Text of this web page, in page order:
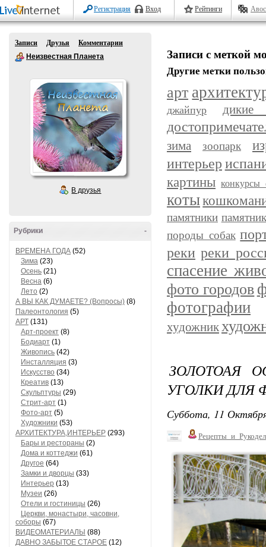
Регистрация Вход Рейтинги
Записи Друзья
Комментарии
Неизвестная Планета
В друзья
-
Рубрики
ВРЕМЕНА ГОДА (52)
Зима (23)
Осень (21)
Весна (6)
Лето (2)
А ВЫ КАК ДУМАЕТЕ? (Вопросы) (8)
Палеонтология (5)
АРТ (131)
Арт-проект (8)
Бодиарт (1)
Живопись (42)
Инсталляция (3)
Искусство (34)
Креатив (13)
Скульптуры (29)
Стрит-арт (1)
Фото-арт (5)
Художники (53)
АРХИТЕКТУРА,ИНТЕРЬЕР (293)
Бары и рестораны (2)
Дома и коттеджи (61)
Другое (64)
Замки и дворцы (33)
Интерьер (13)
Музеи (26)
Отели и гостиницы (26)
Церкви, монастыри, часовни,
соборы (67)
ВИДЕОМАТЕРИАЛЫ (88)
ДАВНО ЗАБЫТОЕ СТАРОЕ (12)
Записи с меткой
Другие метки
арт
джайпур дикие
зима зоопарк
интерьер
картины конкурсы
коты
памятники
породы собак
реки реки
спасение
фото городов
фотографии
художник
ЗОЛОТОАЯ
УГОЛКИ ДЛЯ
Суббота, 11